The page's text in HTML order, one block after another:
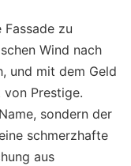
zu
Wind nach
und mit dem Geld
Prestige.
sondern der
schmerzhafte
aus